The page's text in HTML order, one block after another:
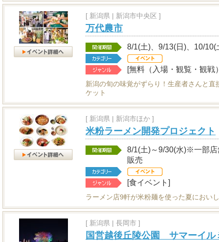
[ 新潟県 | 新潟市中央区 ]
万代農市
8/1(土)、9/13(日)、10/10(
[無料（入場・観覧・観戦
新潟の旬の味覚がずらり！生産者さんと
ケット
[ 新潟県 | 新潟市ほか ]
米粉ラーメン開発プロジェクト
8/1(土)～9/30(水)※一部
販売
[食イベント]
ラーメン店9軒が米粉麺を使った夏におい
[ 新潟県 | 長岡市 ]
国営越後丘陵公園 サマーイル